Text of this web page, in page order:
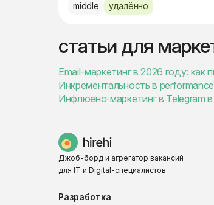
middle удалённо
статьи для
Email-маркетинг в 2026 году:
Инкрементальность в
Инфлюенс-маркетинг в Telegram
Джоб-борд и агрегатор вакансий
для IT и Digital-специалистов
Разработка